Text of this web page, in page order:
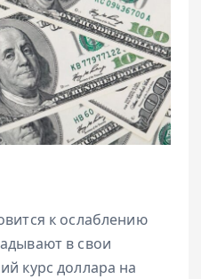
к ослаблению
в свои
курс доллара на